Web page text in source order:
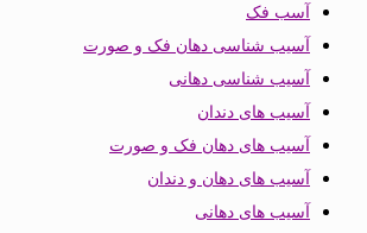
آسب فک
آسیب شناسی دهان فک و صورت
آسیب شناسی دهانی
آسیب های دندان
آسیب های دهان فک و صورت
آسیب های دهان و دندان
آسیب های دهانی